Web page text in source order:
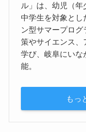
ル」は、幼児（年
中学生を対象とし
ン型サマープロ
策やサイエンス、
学び、岐阜にいな
能。
もっ